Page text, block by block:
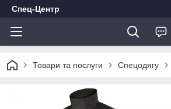
Спец-Центр
Товари та послуги Спецодягу